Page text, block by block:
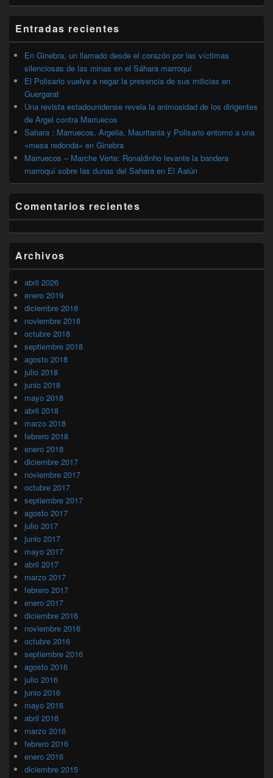
widget
lateral
primaria
Entradas recientes
En Ginebra, un llamado desde el corazón por las víctimas
silenciosas de las minas en el Sáhara marroquí
El Polisario vuelve a negar la presencia de sus milicias en
Guergarat
Una revista estadounidense revela la animosidad de los dirigentes
de Argel contra Marruecos
Sahara : Marruecos, Argelia, Mauritania y Polisario entorno a una
«mesa redonda» en Ginebra
Marruecos – Marche Verte: Ronaldinho levante la bandera
marroquí sobre las dunas del Sahara en El Aaiún
Comentarios recientes
Archivos
abril 2026
enero 2019
diciembre 2018
noviembre 2018
octubre 2018
septiembre 2018
agosto 2018
julio 2018
junio 2018
mayo 2018
abril 2018
marzo 2018
febrero 2018
enero 2018
diciembre 2017
noviembre 2017
octubre 2017
septiembre 2017
agosto 2017
julio 2017
junio 2017
mayo 2017
abril 2017
marzo 2017
febrero 2017
enero 2017
diciembre 2016
noviembre 2016
octubre 2016
septiembre 2016
agosto 2016
julio 2016
junio 2016
mayo 2016
abril 2016
marzo 2016
febrero 2016
enero 2016
diciembre 2015